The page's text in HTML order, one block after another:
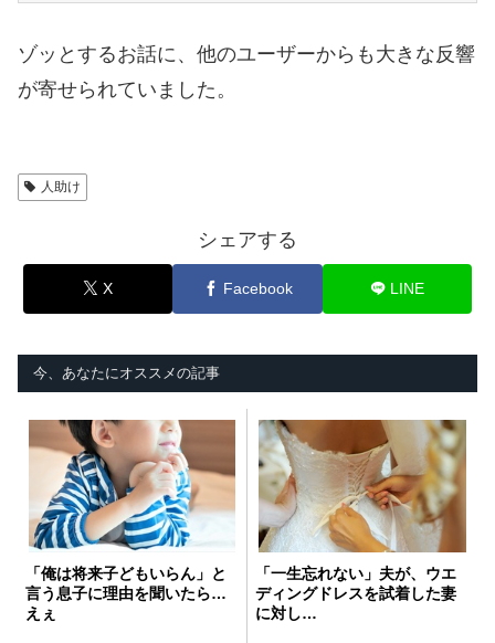
ゾッとするお話に、他のユーザーからも大きな反響
が寄せられていました。
人助け
シェアする
X Facebook LINE
今、あなたにオススメの記事
「俺は将来子どもいらん」と
言う息子に理由を聞いたら…
えぇ
「一生忘れない」夫が、ウエ
ディングドレスを試着した妻
に対し…